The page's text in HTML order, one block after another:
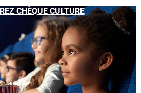
CHÈQUE CULTURE